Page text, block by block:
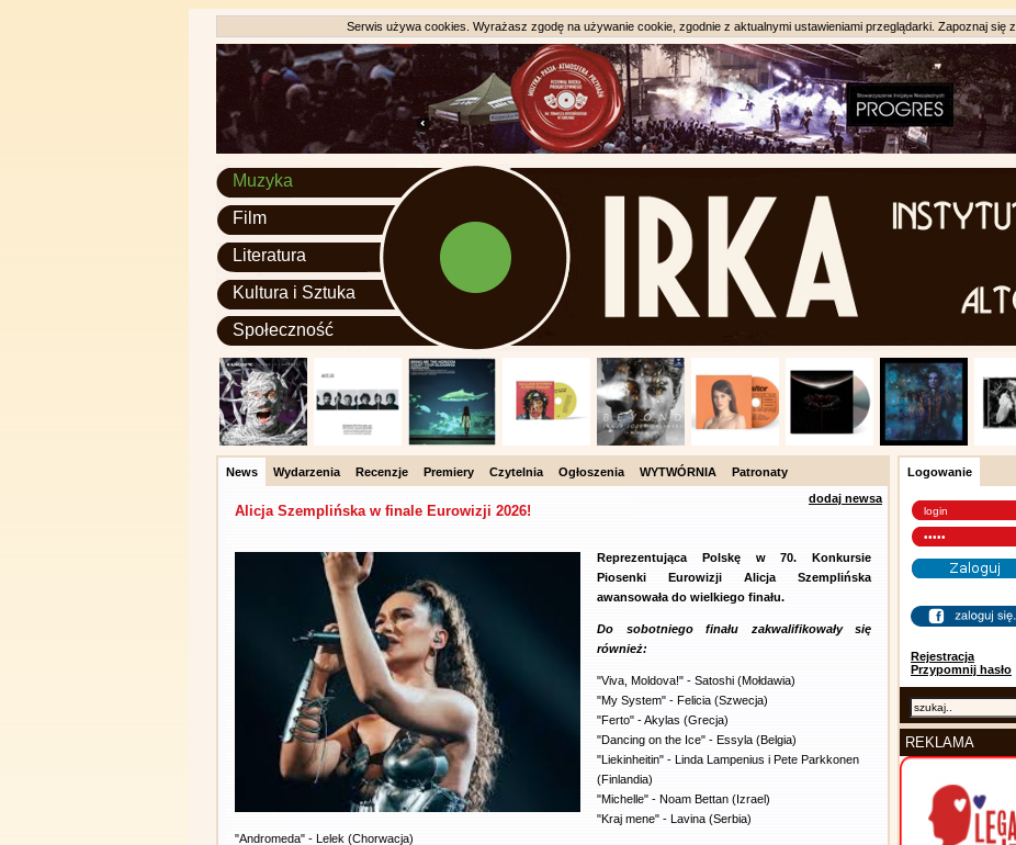
Serwis używa cookies. Wyrażasz zgodę na używanie cookie, zgodnie z aktualnymi ustawieniami przeglądarki. Zapoznaj się z
Muzyka
Film
Literatura
Kultura i Sztuka
Społeczność
News Wydarzenia Recenzje Premiery Czytelnia Ogłoszenia WYTWÓRNIA
Patronaty
dodaj newsa
Alicja Szemplińska w finale Eurowizji 2026!
Reprezentująca Polskę w 70. Konkursie
Piosenki Eurowizji Alicja Szemplińska
awansowała do wielkiego finału.
Do sobotniego finału zakwalifikowały się
również:
"Viva, Moldova!" - Satoshi (Mołdawia)
"My System" - Felicia (Szwecja)
"Ferto" - Akylas (Grecja)
"Dancing on the Ice" - Essyla (Belgia)
"Liekinheitin" - Linda Lampenius i Pete Parkkonen
(Finlandia)
"Michelle" - Noam Bettan (Izrael)
"Kraj mene" - Lavina (Serbia)
"Andromeda" - Lelek (Chorwacja)
Logowanie
Rejestracja
Przypomnij hasło
REKLAMA